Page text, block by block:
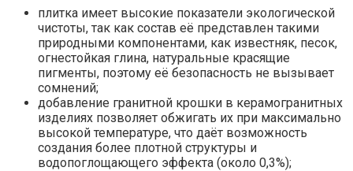
плитка имеет высокие показатели экологической
чистоты, так как состав её представлен такими
природными компонентами, как известняк, песок,
огнестойкая глина, натуральные красящие
пигменты, поэтому её безопасность не вызывает
сомнений;
добавление гранитной крошки в керамогранитных
изделиях позволяет обжигать их при максимально
высокой температуре, что даёт возможность
создания более плотной структуры и
водопоглощающего эффекта (около 0,3%);